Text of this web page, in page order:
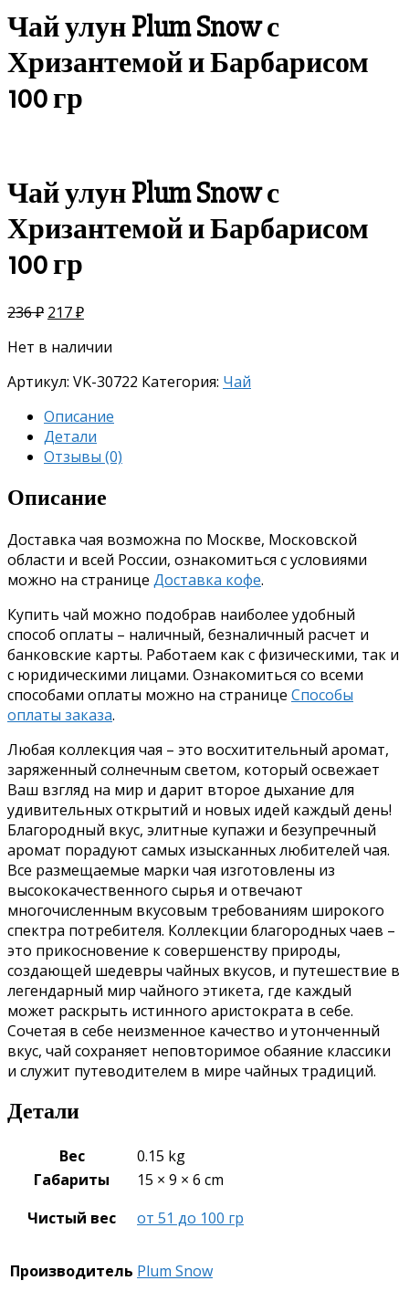
Чай улун Plum Snow с
Хризантемой и Барбарисом
100 гр
Чай улун Plum Snow с
Хризантемой и Барбарисом
100 гр
236₽ 217₽
Нет в наличии
Артикул: VK-30722 Категория: Чай
Описание
Детали
Отзывы (0)
Описание
Доставка чая возможна по Москве, Московской
области и всей России, ознакомиться с условиями
можно на странице Доставка кофе.
Купить чай можно подобрав наиболее удобный
способ оплаты – наличный, безналичный расчет и
банковские карты. Работаем как с физическими, так и
с юридическими лицами. Ознакомиться со всеми
способами оплаты можно на странице Способы
оплаты заказа.
Любая коллекция чая – это восхитительный аромат,
заряженный солнечным светом, который освежает
Ваш взгляд на мир и дарит второе дыхание для
удивительных открытий и новых идей каждый день!
Благородный вкус, элитные купажи и безупречный
аромат порадуют самых изысканных любителей чая.
Все размещаемые марки чая изготовлены из
высококачественного сырья и отвечают
многочисленным вкусовым требованиям широкого
спектра потребителя. Коллекции благородных чаев –
это прикосновение к совершенству природы,
создающей шедевры чайных вкусов, и путешествие в
легендарный мир чайного этикета, где каждый
может раскрыть истинного аристократа в себе.
Сочетая в себе неизменное качество и утонченный
вкус, чай сохраняет неповторимое обаяние классики
и служит путеводителем в мире чайных традиций.
Детали
Вес
0.15 kg
Габариты
15 × 9 × 6 cm
Чистый вес
от 51 до 100 гр
Производитель Plum Snow